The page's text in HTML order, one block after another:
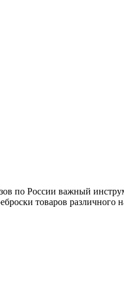
по России важный
товаров различного